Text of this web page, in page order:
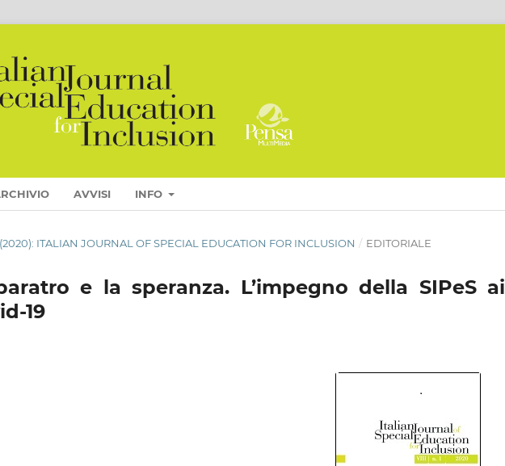
AVVISI INFO
(2020): ITALIAN JOURNAL OF SPECIAL EDUCATION FOR INCLUSION / EDITORIALE
e la speranza. L’impegno della SIPeS ai
19